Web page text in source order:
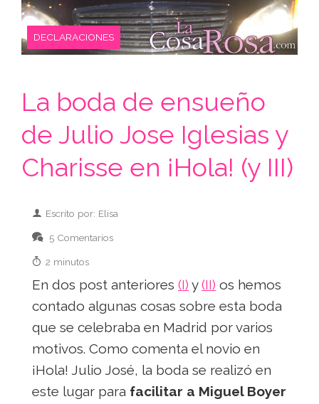
DECLARACIONES
La boda de ensueño
de Julio Jose Iglesias y
Charisse en ¡Hola! (y III)
Escrito por: Elisa
5 Comentarios
2 minutos
En dos post anteriores (I) y(II) os hemos
contado algunas cosas sobre esta boda
que se celebraba en Madrid por varios
motivos. Como comenta el novio en
¡Hola! Julio José, la boda se realizó en
este lugar para facilitar a Miguel Boyer